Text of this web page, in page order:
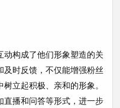
动构成了他们形象塑造的关
时反馈，不仅能增强粉丝
立起积极、亲和的形象。
直播和问答等形式，进一步